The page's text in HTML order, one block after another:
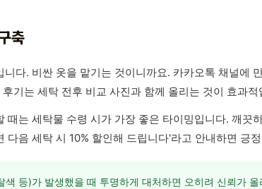
축
니다. 비싼 옷을 맡기는 것이니까요. 카카오톡 채널에
기는 세탁 전후 비교 사진과 함께 올리는 것이 효과적
때는 세탁물 수령 시가 가장 좋은 타이밍입니다. 깨끗
다음 세탁 시 10% 할인해 드립니다'라고 안내하면 긍
색 등)가 발생했을 때 투명하게 대처하면 오히려 신뢰가